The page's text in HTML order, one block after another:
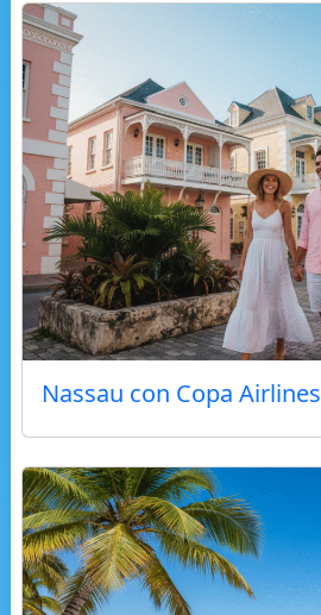
Nassau con Copa Airlines